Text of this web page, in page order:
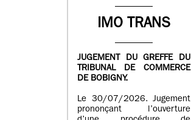
IMO TRANS
JUGEMENT DU GREFFE DU
TRIBUNAL DE COMMERCE
DE BOBIGNY.
Le 30/07/2026. Jugement
prononçant l’ouverture